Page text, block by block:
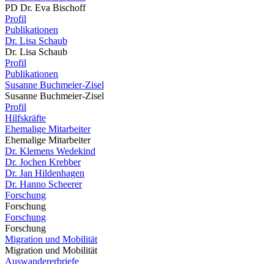
PD Dr. Eva Bischoff
Profil
Publikationen
Dr. Lisa Schaub
Dr. Lisa Schaub
Profil
Publikationen
Susanne Buchmeier-Zisel
Susanne Buchmeier-Zisel
Profil
Hilfskräfte
Ehemalige Mitarbeiter
Ehemalige Mitarbeiter
Dr. Klemens Wedekind
Dr. Jochen Krebber
Dr. Jan Hildenhagen
Dr. Hanno Scheerer
Forschung
Forschung
Forschung
Forschung
Migration und Mobilität
Migration und Mobilität
Auswandererbriefe